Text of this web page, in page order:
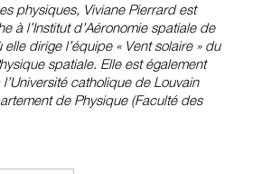
physiques, Viviane Pierrard est
à l’Institut d’Aéronomie spatiale de
elle dirige l’équipe « Vent solaire » du
spatiale. Elle est également
catholique de Louvain
de Physique (Faculté des